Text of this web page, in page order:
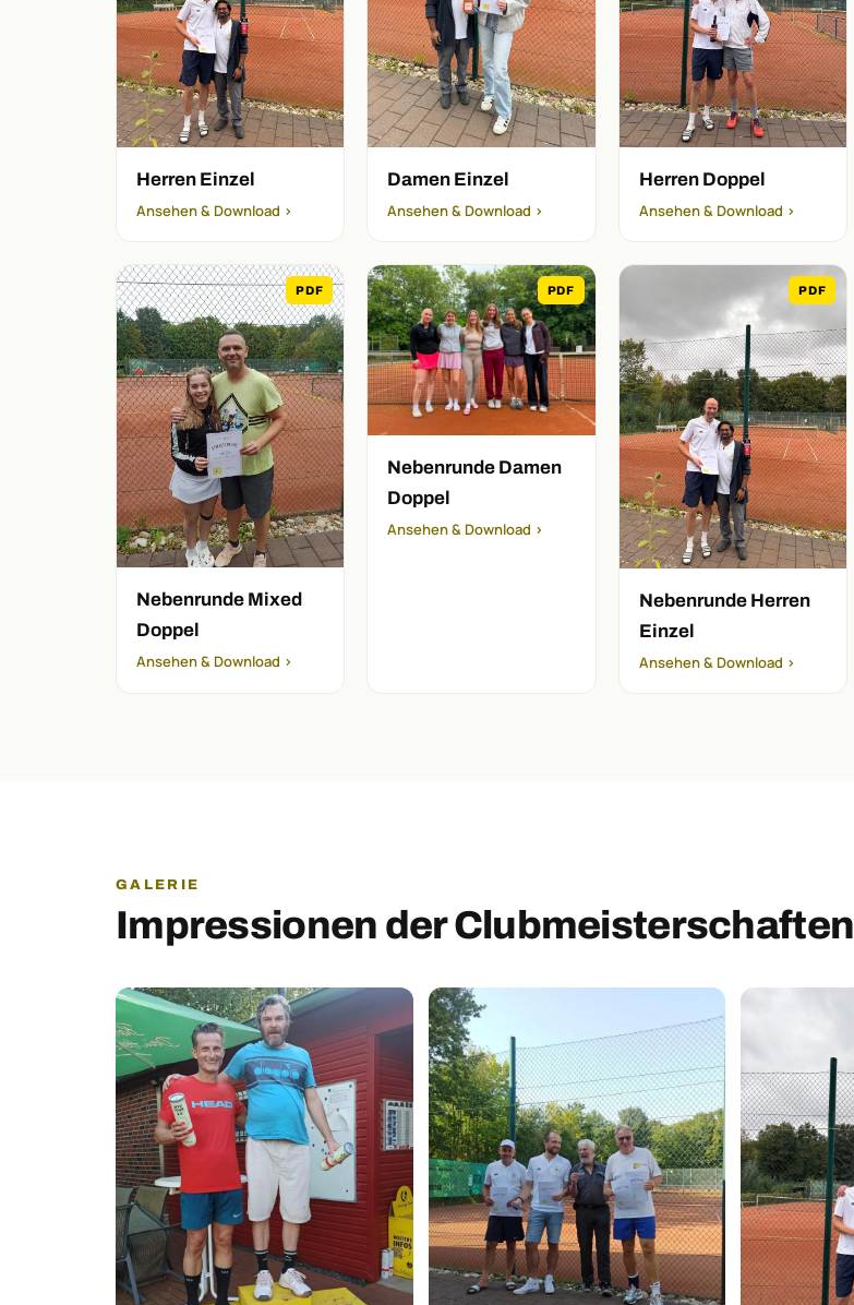
Herren Einzel
Ansehen & Download ›
Damen Einzel
Ansehen & Download ›
Herren Doppel
Ansehen & Download ›
PDF
Nebenrunde Mixed
Doppel
Ansehen & Download ›
PDF
Nebenrunde Damen
Doppel
Ansehen & Download ›
PDF
Nebenrunde Herren
Einzel
Ansehen & Download ›
GALERIE
Impressionen der Clubmeisterschaften